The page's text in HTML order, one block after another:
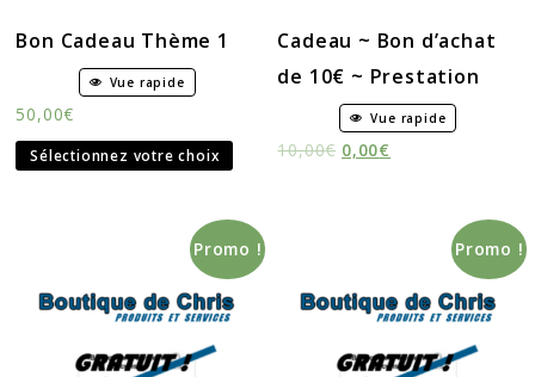
Bon Cadeau Thème 1
Vue rapide
50,00€
Sélectionnez votre choix
Cadeau ~ Bon d’achat
de 10€ ~ Prestation
Vue rapide
10,00€ 0,00€
Promo ! Promo !